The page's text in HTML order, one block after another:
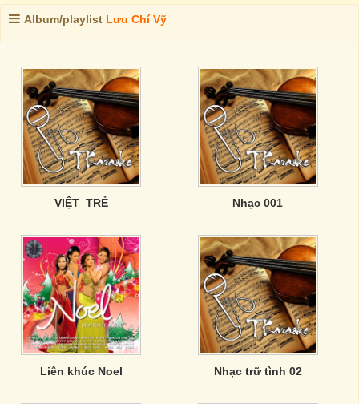
Album/playlist Lưu Chí Vỹ
VIỆT_TRẺ Nhạc 001
Liên khúc Noel Nhạc trữ tình 02